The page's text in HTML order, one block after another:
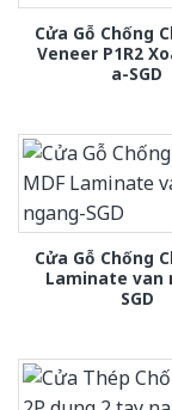
Cửa Gỗ Chống
Veneer P1R2
a-SGD
Cửa Gỗ Chống
Laminate van
SGD